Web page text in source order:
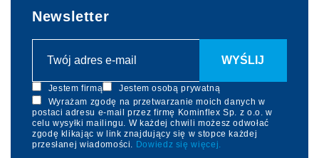
Newsletter
Jestem firmą
Jestem osobą prywatną
Wyrażam zgodę na przetwarzanie moich danych w
postaci adresu e-mail przez firmę Kominflex Sp. z o.o. w
celu wysyłki mailingu. W każdej chwili możesz odwołać
zgodę klikając w link znajdujący się w stopce każdej
przesłanej wiadomości. Dowiedz się więcej.